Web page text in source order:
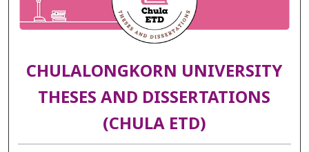
CHULALONGKORN UNIVERSITY
THESES AND DISSERTATIONS
(CHULA ETD)